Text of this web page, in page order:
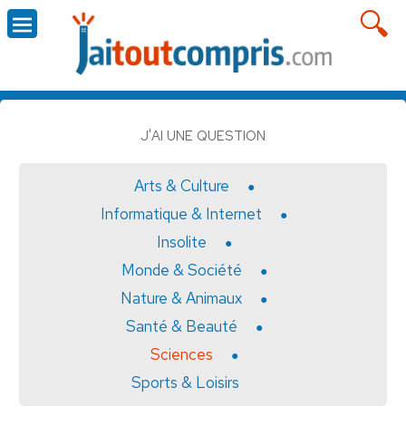
J'AI UNE QUESTION
Arts & Culture
Informatique & Internet
Insolite
Monde & Société
Nature & Animaux
Santé & Beauté
Sciences
Sports & Loisirs